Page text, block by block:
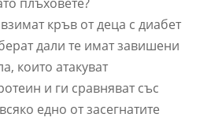
кръв от деца с диабет
дали те имат завишени
които атакуват
и ги сравняват със
едно от засегнатите